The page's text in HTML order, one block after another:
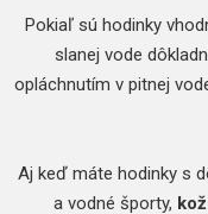
Pokiaľ sú hodinky
slanej vode
opláchnutím v pitnej
Aj keď máte hodinky s
a vodné športy,